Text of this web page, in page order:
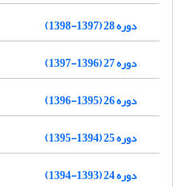
دوره 28 (1397-1398)
دوره 27 (1396-1397)
دوره 26 (1395-1396)
دوره 25 (1394-1395)
دوره 24 (1393-1394)